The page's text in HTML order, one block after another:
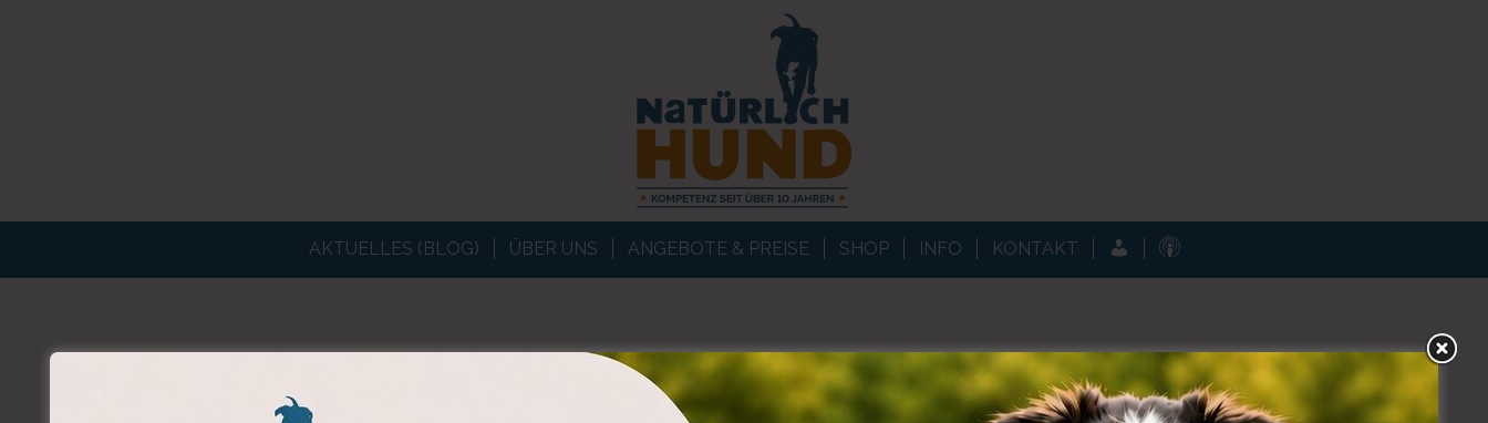
AKTUELLES (BLOG) ÜBER UNS ANGEBOTE & PREISE SHOP INFO KONTAKT KUNDENPORTAL
PODCAST
SCHLAGWORTARCHIV FÜR: BETTINA MUTSCHLER